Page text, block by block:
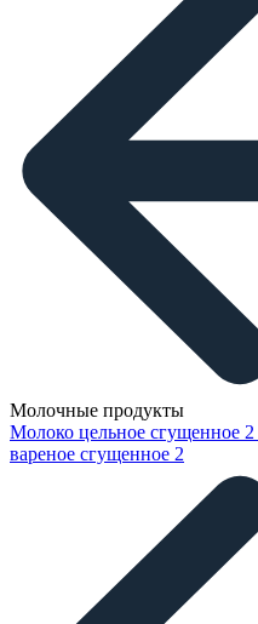
Молочные продукты
Молоко цельное сгущенное 2
вареное сгущенное 2